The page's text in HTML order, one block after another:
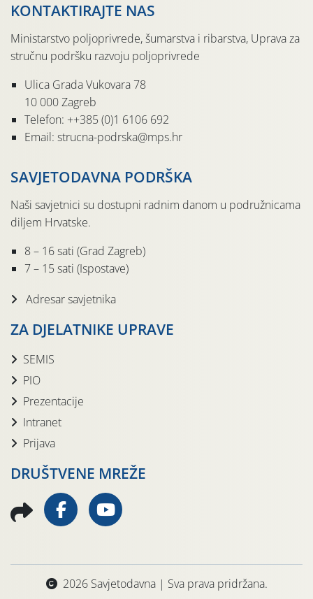
KONTAKTIRAJTE NAS
Ministarstvo poljoprivrede, šumarstva i ribarstva, Uprava za
stručnu podršku razvoju poljoprivrede
Ulica Grada Vukovara 78
10 000 Zagreb
Telefon: ++385 (0)1 6106 692
Email: strucna-podrska@mps.hr
SAVJETODAVNA PODRŠKA
Naši savjetnici su dostupni radnim danom u podružnicama
diljem Hrvatske.
8 – 16 sati (Grad Zagreb)
7 – 15 sati (Ispostave)
Adresar savjetnika
ZA DJELATNIKE UPRAVE
SEMIS
PIO
Prezentacije
Intranet
Prijava
DRUŠTVENE MREŽE
2026 Savjetodavna | Sva prava pridržana.